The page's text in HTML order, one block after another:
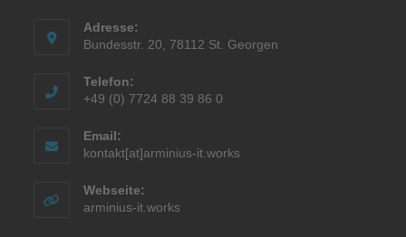
Adresse:
Bundesstr. 20, 78112 St. Georgen
Telefon:
+49 (0) 7724 88 39 86 0
Email:
kontakt[at]arminius-it.works
Webseite:
arminius-it.works